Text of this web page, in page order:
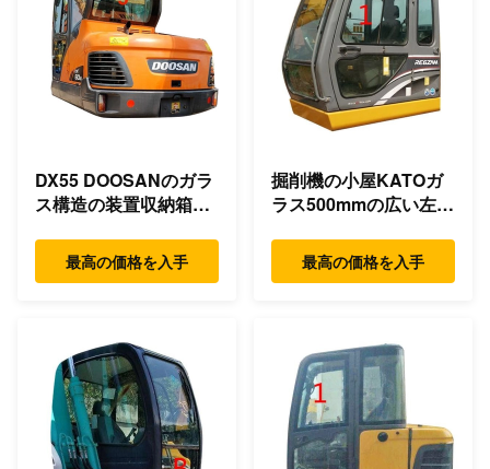
DX55 DOOSANのガラ
ス構造の装置収納箱の
最高の価格を入手
掘削機の小屋KATOガ
ラス500mmの広い左側
最高の価格を入手